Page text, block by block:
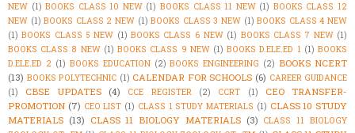
NEW (1) BOOKS CLASS 10 NEW (1) BOOKS CLASS 11 NEW (1) BOOKS CLASS 12
NEW (1) BOOKS CLASS 2 NEW (1) BOOKS CLASS 3 NEW (1) BOOKS CLASS 4 NEW
(1) BOOKS CLASS 5 NEW (1) BOOKS CLASS 6 NEW (1) BOOKS CLASS 7 NEW (1)
BOOKS CLASS 8 NEW (1) BOOKS CLASS 9 NEW (1) BOOKS D.ELE.ED 1 (1) BOOKS
D.ELE.ED 2 (1) BOOKS EDUCATION (2) BOOKS ENGINEERING (2) BOOKS NCERT
(13) BOOKS POLYTECHNIC (1) CALENDAR FOR SCHOOLS (6) CAREER GUIDANCE
(1)
CBSE UPDATES (4) CCE REGISTER (2) CCRT (1)
CEO TRANSFER-
PROMOTION (7) CEO LIST (1) CLASS 1 STUDY MATERIALS (1) CLASS 10 STUDY
MATERIALS (13) CLASS 11 BIOLOGY MATERIALS (3) CLASS 11 BIOLOGY